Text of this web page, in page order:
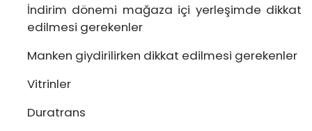
İndirim dönemi mağaza içi yerleşimde dikkat
edilmesi gerekenler
Manken giydirilirken dikkat edilmesi gerekenler
Vitrinler
Duratrans